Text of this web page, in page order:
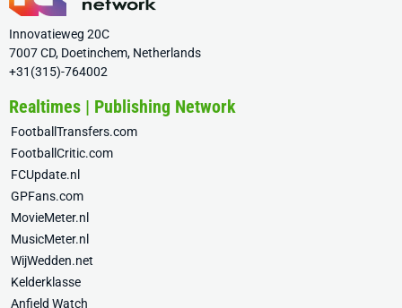
Innovatieweg 20C
7007 CD, Doetinchem, Netherlands
+31(315)-764002
Realtimes | Publishing Network
FootballTransfers.com
FootballCritic.com
FCUpdate.nl
GPFans.com
MovieMeter.nl
MusicMeter.nl
WijWedden.net
Kelderklasse
Anfield Watch